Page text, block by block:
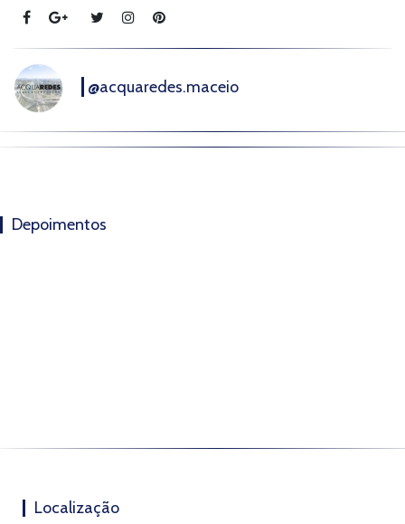
@acquaredes.maceio
Depoimentos
Localização